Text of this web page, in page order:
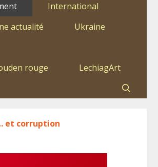
International
actualité
Ukraine
rouge
LechiagArt
et corruption